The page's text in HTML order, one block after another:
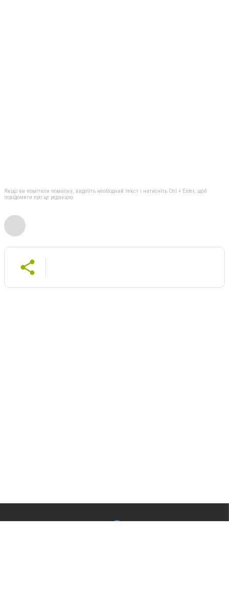
Якщо ви помітили помилку, виділіть необхідний текст і натисніть Ctrl + Enter, щоб
повідомити про це редакцію